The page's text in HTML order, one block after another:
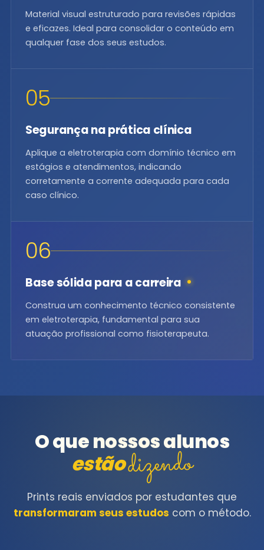
Material visual estruturado para revisões rápidas
e eficazes. Ideal para consolidar o conteúdo em
qualquer fase dos seus estudos.
05
Segurança na prática clínica
Aplique a eletroterapia com domínio técnico em
estágios e atendimentos, indicando
corretamente a corrente adequada para cada
caso clínico.
06
Base sólida para a carreira
Construa um conhecimento técnico consistente
em eletroterapia, fundamental para sua
atuação profissional como fisioterapeuta.
O que nossos alunos
estãodizendo
Prints reais enviados por estudantes que
transformaram seus estudos com o método.